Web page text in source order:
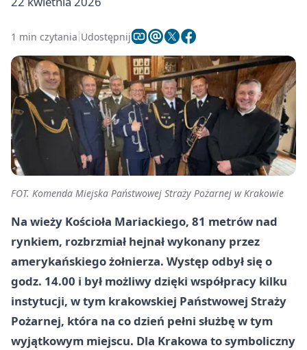
1 min czytania Udostępnij
FOT. Komenda Miejska Państwowej Straży Pożarnej w Krakowie
Na wieży Kościoła Mariackiego, 81 metrów nad
rynkiem, rozbrzmiał hejnał wykonany przez
amerykańskiego żołnierza. Występ odbył się o
godz. 14.00 i był możliwy dzięki współpracy kilku
instytucji, w tym krakowskiej Państwowej Straży
Pożarnej, która na co dzień pełni służbę w tym
wyjątkowym miejscu. Dla Krakowa to symboliczny